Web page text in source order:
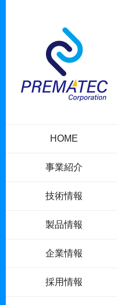
HOME
事業紹介
技術情報
製品情報
企業情報
採用情報